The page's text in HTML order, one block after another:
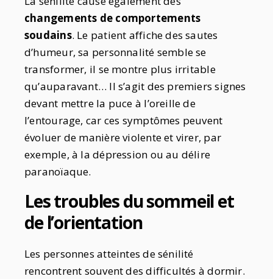
changements de comportements
soudains. Le patient affiche des sautes
d’humeur, sa personnalité semble se
transformer, il se montre plus irritable
qu’auparavant… Il s’agit des premiers signes
devant mettre la puce à l’oreille de
l’entourage, car ces symptômes peuvent
évoluer de manière violente et virer, par
exemple, à la dépression ou au délire
paranoïaque.
Les troubles du sommeil et
de l’orientation
Les personnes atteintes de sénilité
rencontrent souvent des difficultés à dormir.